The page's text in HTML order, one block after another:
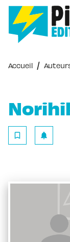
MENU
PIED DE
Accueil /
bookmark_border notifications